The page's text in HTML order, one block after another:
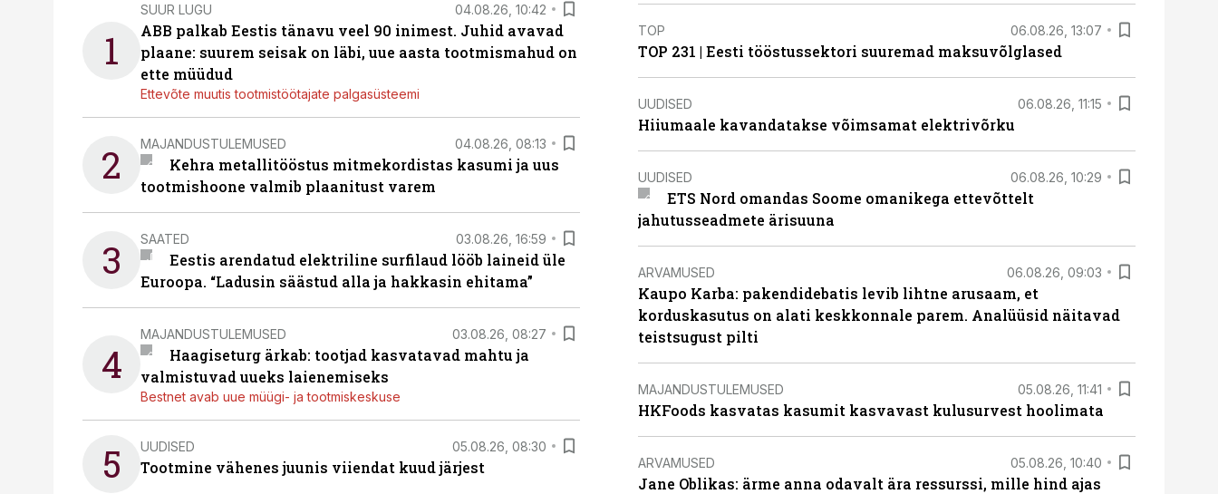
1
SUUR LUGU 04.08.26, 10:42
ABB palkab Eestis tänavu veel 90 inimest. Juhid avavad
plaane: suurem seisak on läbi, uue aasta tootmismahud on
ette müüdud
Ettevõte muutis tootmistöötajate palgasüsteemi
2 MAJANDUSTULEMUSED 04.08.26, 08:13
Kehra metallitööstus mitmekordistas kasumi ja uus
tootmishoone valmib plaanitust varem
3 SAATED 03.08.26, 16:59
Eestis arendatud elektriline surfilaud lööb laineid üle
Euroopa. “Ladusin säästud alla ja hakkasin ehitama”
4
MAJANDUSTULEMUSED 03.08.26, 08:27
Haagiseturg ärkab: tootjad kasvatavad mahtu ja
valmistuvad uueks laienemiseks
Bestnet avab uue müügi- ja tootmiskeskuse
5 UUDISED 05.08.26, 08:30
Tootmine vähenes juunis viiendat kuud järjest
TOP 06.08.26, 13:07
TOP 231 | Eesti tööstussektori suuremad maksuvõlglased
UUDISED 06.08.26, 11:15
Hiiumaale kavandatakse võimsamat elektrivõrku
UUDISED 06.08.26, 10:29
ETS Nord omandas Soome omanikega ettevõttelt
jahutusseadmete ärisuuna
ARVAMUSED 06.08.26, 09:03
Kaupo Karba: pakendidebatis levib lihtne arusaam, et
korduskasutus on alati keskkonnale parem. Analüüsid näitavad
teistsugust pilti
MAJANDUSTULEMUSED 05.08.26, 11:41
HKFoods kasvatas kasumit kasvavast kulusurvest hoolimata
ARVAMUSED 05.08.26, 10:40
Jane Oblikas: ärme anna odavalt ära ressurssi, mille hind ajas